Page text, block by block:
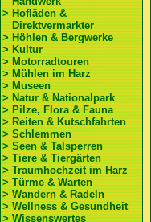
> Hofläden &
Direktvermarkter
> Höhlen & Bergwerke
> Kultur
> Motorradtouren
> Mühlen im Harz
> Museen
> Natur & Nationalpark
> Pilze, Flora & Fauna
> Reiten & Kutschfahrten
> Schlemmen
> Seen & Talsperren
> Tiere & Tiergärten
> Traumhochzeit im Harz
> Türme & Warten
> Wandern & Radeln
> Wellness & Gesundheit
> Wissenswertes